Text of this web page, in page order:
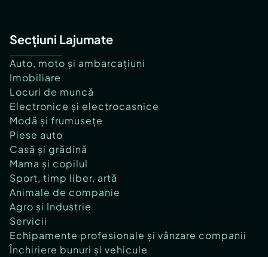
Secțiuni Lajumate
Auto, moto și ambarcațiuni
Imobiliare
Locuri de muncă
Electronice și electrocasnice
Modă și frumusețe
Piese auto
Casă și grădină
Mama și copilul
Sport, timp liber, artă
Animale de companie
Agro și Industrie
Servicii
Echipamente profesionale și vânzare companii
Închiriere bunuri și vehicule